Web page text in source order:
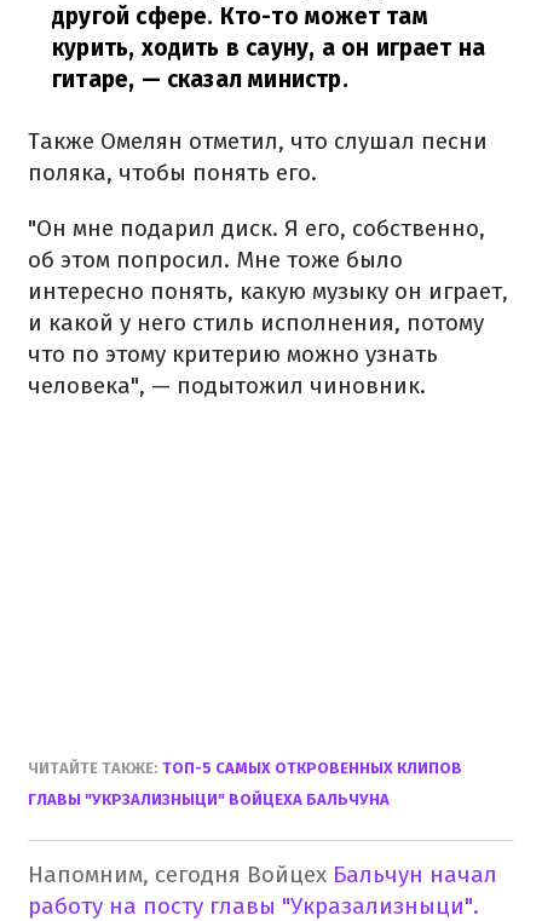
другой сфере. Кто-то может там
курить, ходить в сауну, а он играет на
гитаре, — сказал министр.
Также Омелян отметил, что слушал песни
поляка, чтобы понять его.
"Он мне подарил диск. Я его, собственно,
об этом попросил. Мне тоже было
интересно понять, какую музыку он играет,
и какой у него стиль исполнения, потому
что по этому критерию можно узнать
человека", — подытожил чиновник.
ЧИТАЙТЕ ТАКЖЕ: ТОП-5 САМЫХ ОТКРОВЕННЫХ КЛИПОВ
ГЛАВЫ "УКРЗАЛИЗНЫЦИ" ВОЙЦЕХА БАЛЬЧУНА
Напомним, сегодня Войцех Бальчун начал
работу на посту главы "Укразализныци".